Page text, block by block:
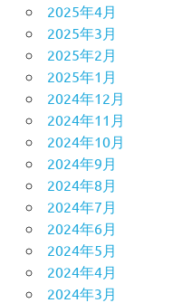
2025年4月
2025年3月
2025年2月
2025年1月
2024年12月
2024年11月
2024年10月
2024年9月
2024年8月
2024年7月
2024年6月
2024年5月
2024年4月
2024年3月